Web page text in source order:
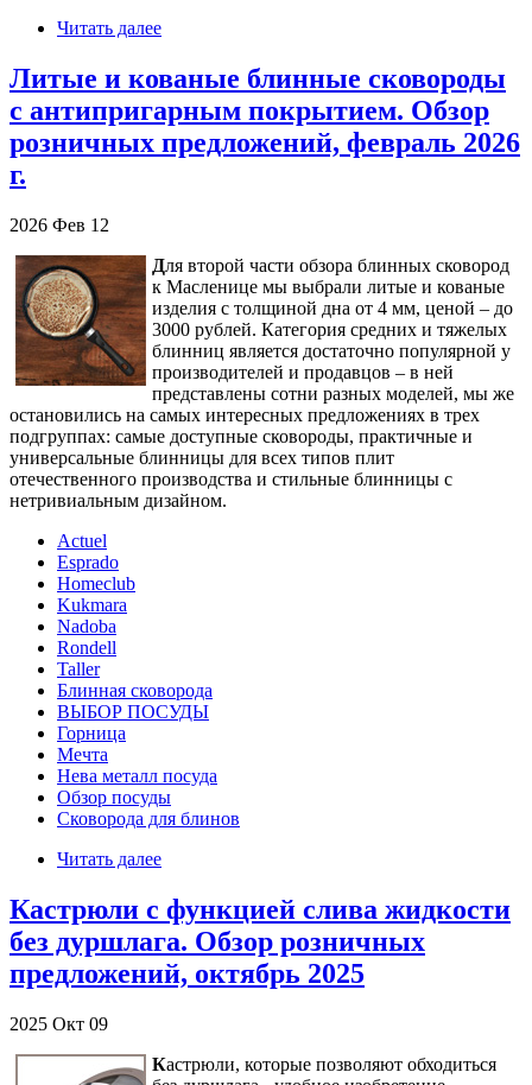
Читать далее
Литые и кованые блинные сковороды
с антипригарным покрытием. Обзор
розничных предложений, февраль 2026
г.
2026 Фев 12
Для второй части обзора блинных сковород
к Масленице мы выбрали литые и кованые
изделия с толщиной дна от 4 мм, ценой – до
3000 рублей. Категория средних и тяжелых
блинниц является достаточно популярной у
производителей и продавцов – в ней
представлены сотни разных моделей, мы же
остановились на самых интересных предложениях в трех
подгруппах: самые доступные сковороды, практичные и
универсальные блинницы для всех типов плит
отечественного производства и стильные блинницы с
нетривиальным дизайном.
Actuel
Esprado
Homeclub
Kukmara
Nadoba
Rondell
Taller
Блинная сковорода
ВЫБОР ПОСУДЫ
Горница
Мечта
Нева металл посуда
Обзор посуды
Сковорода для блинов
Читать далее
Кастрюли с функцией слива жидкости
без дуршлага. Обзор розничных
предложений, октябрь 2025
2025 Окт 09
Кастрюли, которые позволяют обходиться